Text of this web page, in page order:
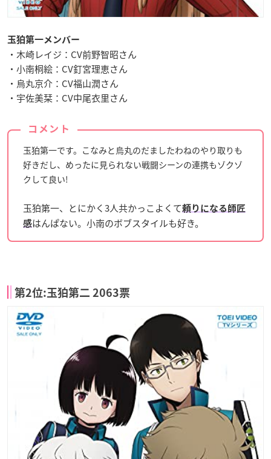
玉狛第一メンバー
・木崎レイジ：CV前野智昭さん
・小南桐絵：CV釘宮理恵さん
・烏丸京介：CV福山潤さん
・宇佐美栞：CV中尾衣里さん
コメント
玉狛第一です。こなみと烏丸のだましたわねのやり取りも
好きだし、めったに見られない戦闘シーンの連携もゾクゾ
クして良い!
玉狛第一、とにかく3人共かっこよくて頼りになる師匠
感はんぱない。小南のボブスタイルも好き。
第2位:玉狛第二 2063票